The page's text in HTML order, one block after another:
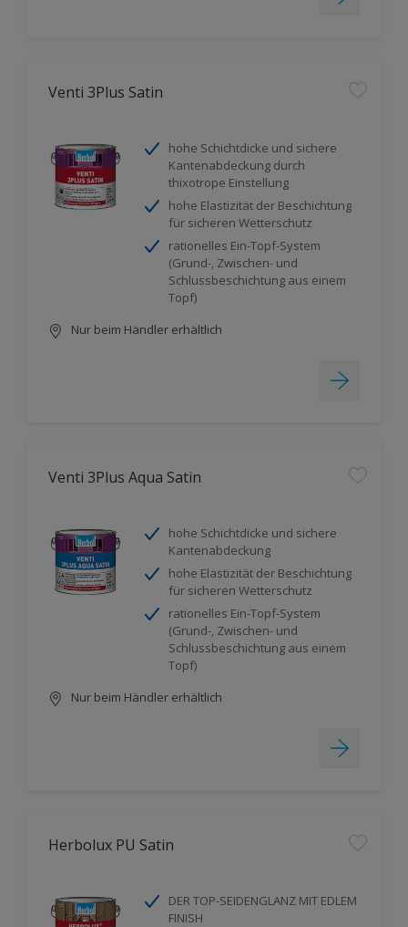
Venti 3Plus Satin
hohe Schichtdicke und sichere
Kantenabdeckung durch
thixotrope Einstellung
hohe Elastizität der Beschichtung
für sicheren Wetterschutz
rationelles Ein-Topf-System
(Grund-, Zwischen- und
Schlussbeschichtung aus einem
Topf)
Nur beim Händler erhältlich
Venti 3Plus Aqua Satin
hohe Schichtdicke und sichere
Kantenabdeckung
hohe Elastizität der Beschichtung
für sicheren Wetterschutz
rationelles Ein-Topf-System
(Grund-, Zwischen- und
Schlussbeschichtung aus einem
Topf)
Nur beim Händler erhältlich
Herbolux PU Satin
DER TOP-SEIDENGLANZ MIT EDLEM
FINISH